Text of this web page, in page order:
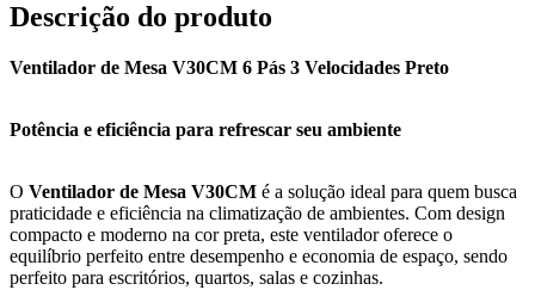
Descrição do produto
Ventilador de Mesa V30CM 6 Pás 3 Velocidades Preto
Potência e eficiência para refrescar seu ambiente
O Ventilador de Mesa V30CM é a solução ideal para quem busca
praticidade e eficiência na climatização de ambientes. Com design
compacto e moderno na cor preta, este ventilador oferece o
equilíbrio perfeito entre desempenho e economia de espaço, sendo
perfeito para escritórios, quartos, salas e cozinhas.